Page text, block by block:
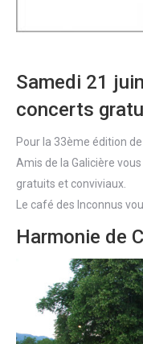
Samedi 21
concerts
Pour la 33ème édition
Amis de la Galicière
gratuits et conviviaux.
Le café des Inconnus
Harmonie de